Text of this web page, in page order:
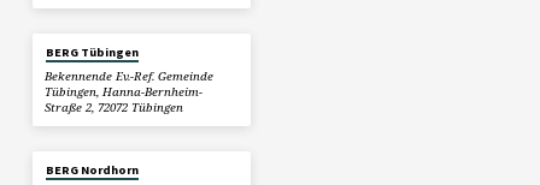
BERG Tübingen
Bekennende Ev.-Ref. Gemeinde
Tübingen, Hanna-Bernheim-
Straße 2, 72072 Tübingen
BERG Nordhorn